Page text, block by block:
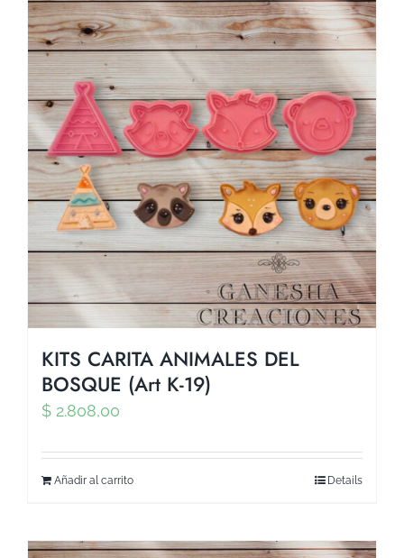
KITS CARITA ANIMALES DEL
BOSQUE (Art K-19)
$ 2.808,00
Añadir al carrito Details